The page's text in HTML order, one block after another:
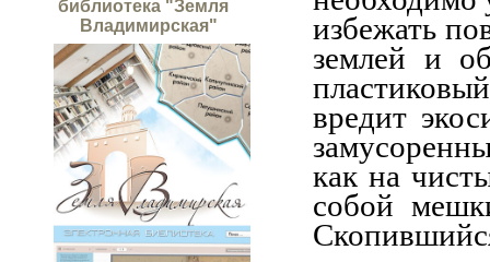
библиотека "Земля
Владимирская"
избежать
землей и
вредит
как на
собой